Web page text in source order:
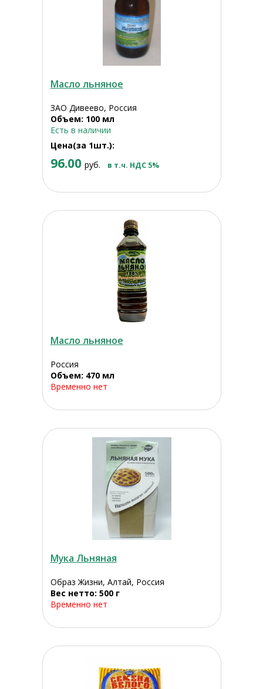
Масло льняное
ЗАО Дивеево, Россия
Объем: 100 мл
Есть в наличии
Цена(за 1шт.):
96.00 руб. в т.ч. НДС 5%
Масло льняное
Россия
Объем: 470 мл
Временно нет
Мука Льняная
Образ Жизни, Алтай, Россия
Вес нетто: 500 г
Временно нет